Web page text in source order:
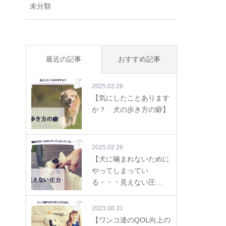
未分類
最近の記事 おすすめ記事
2025.02.28
【気にしたことあります
か？ 犬の歩き方の癖】
2025.02.26
【犬に噛まれないために
やってしまってい
る・・・見えない圧…
2023.08.31
【ワンコ達のQOL向上の